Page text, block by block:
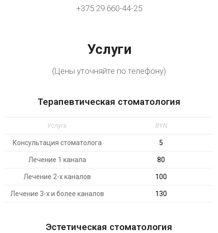
+375 29 660-44-25
Услуги
(Цены уточняйте по телефону)
Терапевтическая стоматология
Услуга BYN
Консультация стоматолога 5
Лечение 1 канала 80
Лечение 2-х каналов 100
Лечение 3-х и более каналов 130
Эстетическая стоматология